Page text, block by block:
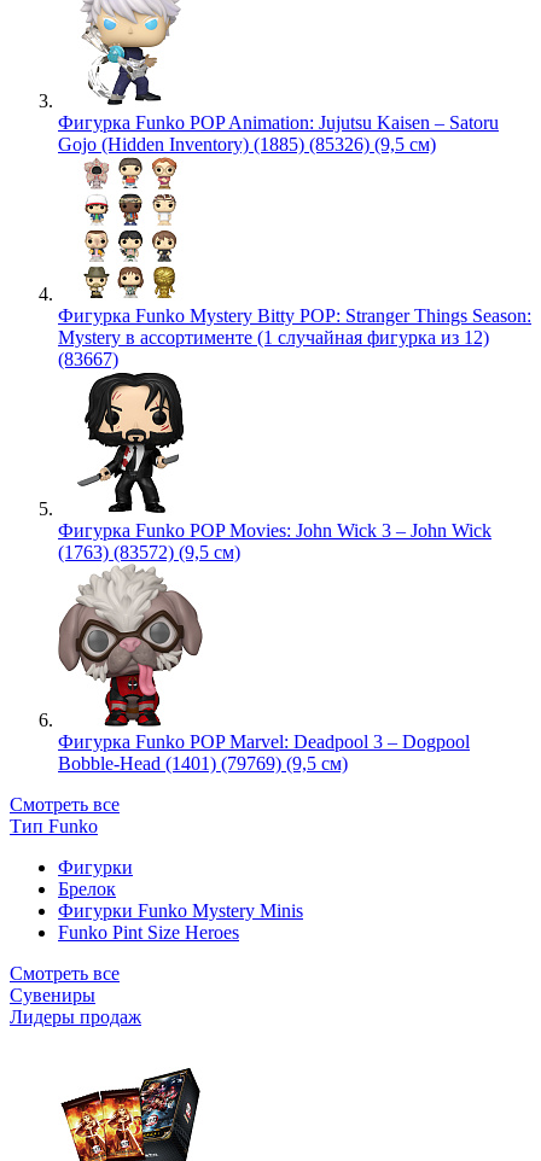
Фигурка Funko POP Animation: Jujutsu Kaisen – Satoru
Gojo (Hidden Inventory) (1885) (85326) (9,5 см)
Фигурка Funko Mystery Bitty POP: Stranger Things Season:
Mystery в ассортименте (1 случайная фигурка из 12)
(83667)
Фигурка Funko POP Movies: John Wick 3 – John Wick
(1763) (83572) (9,5 см)
Фигурка Funko POP Marvel: Deadpool 3 – Dogpool
Bobble-Head (1401) (79769) (9,5 см)
Смотреть все
Тип Funko
Фигурки
Брелок
Фигурки Funko Mystery Minis
Funko Pint Size Heroes
Смотреть все
Сувениры
Лидеры продаж